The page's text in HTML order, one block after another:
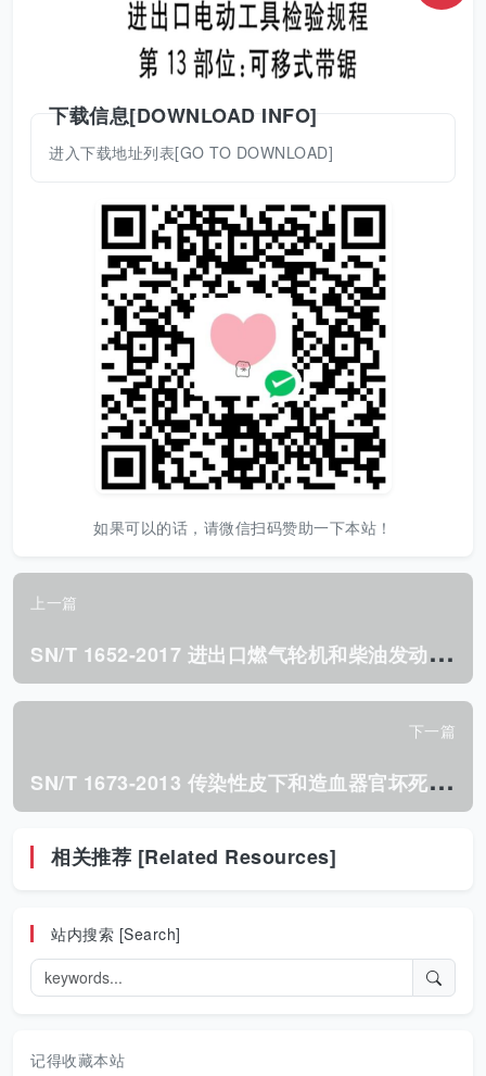
下载信息[DOWNLOAD INFO]
进入下载地址列表[GO TO DOWNLOAD]
如果可以的话，请微信扫码赞助一下本站！
上一篇
S
N/T 1652-2017 进出口燃气轮机和柴油发动机燃料油 污染物检测方法 旋转盘电极原子 发射光谱法.pdf
下一篇
S
N/T 1673-2013 传染性皮下和造血器官坏死 检疫技术规范.pdf
相关推荐 [Related Resources]
站内搜索 [Search]
记得收藏本站